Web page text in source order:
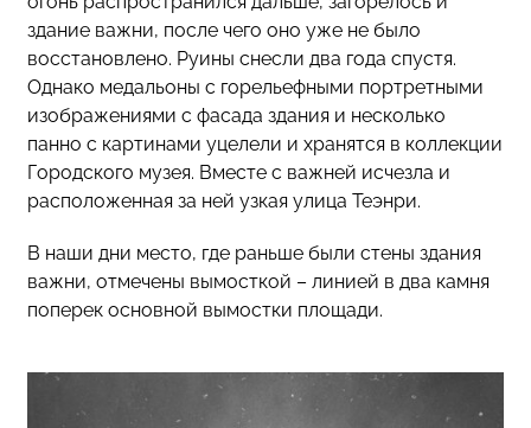
здание важни, после чего оно уже не было
восстановлено. Руины снесли два года спустя.
Однако медальоны с горельефными портретными
изображениями с фасада здания и несколько
панно с картинами уцелели и хранятся в коллекции
Городского музея. Вместе с важней исчезла и
расположенная за ней узкая улица Теэнри.
В наши дни место, где раньше были стены здания
важни, отмечены вымосткой – линией в два камня
поперек основной вымостки площади.